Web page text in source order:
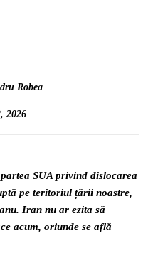
Robea
2026
SUA privind dislocarea
pe teritoriul țării noastre,
Iran nu ar ezita să
acum, oriunde se află